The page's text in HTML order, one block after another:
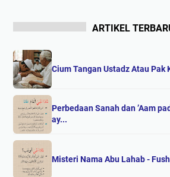
ARTIKEL
Cium Tangan Ustadz Atau Pak
Perbedaan Sanah dan ’Aam
ay...
Misteri Nama Abu Lahab -